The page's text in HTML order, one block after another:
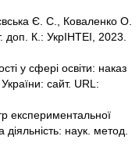
Є. С., Коваленко О.
доп. К.: УкрІНТЕІ, 2023.
у сфері освіти: наказ
сайт. URL:
експериментальної
наук. метод.